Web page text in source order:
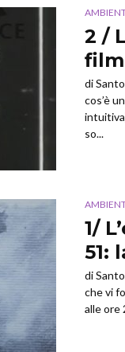
2 /
di
cos’è
so...
1/
51:
di
che vi
alle ore